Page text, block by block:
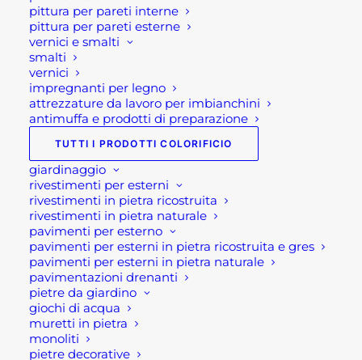
pittura per pareti interne
pittura per pareti esterne
vernici e smalti
smalti
vernici
impregnanti per legno
attrezzature da lavoro per imbianchini
antimuffa e prodotti di preparazione
TUTTI I PRODOTTI COLORIFICIO
giardinaggio
rivestimenti per esterni
rivestimenti in pietra ricostruita
rivestimenti in pietra naturale
pavimenti per esterno
pavimenti per esterni in pietra ricostruita e gres
pavimenti per esterni in pietra naturale
pavimentazioni drenanti
pietre da giardino
giochi di acqua
muretti in pietra
monoliti
pietre decorative
CESTA PORTALEGNA CON MANICI
36,00€
RIVESTIMENTO IN PIETRA NATURALE
QUARZITE GIALLA
31,70 €
Suggeriti
ICOPER STAR MEMBRANA AD ALTA
RIFLESSIONE SOLARE
202,00 €
MARTELLO DA MURATORE OSCA GR 400
MOD.2800
13,40€
TENDE ESTERNE PARASOLE
87,00€ -476,00